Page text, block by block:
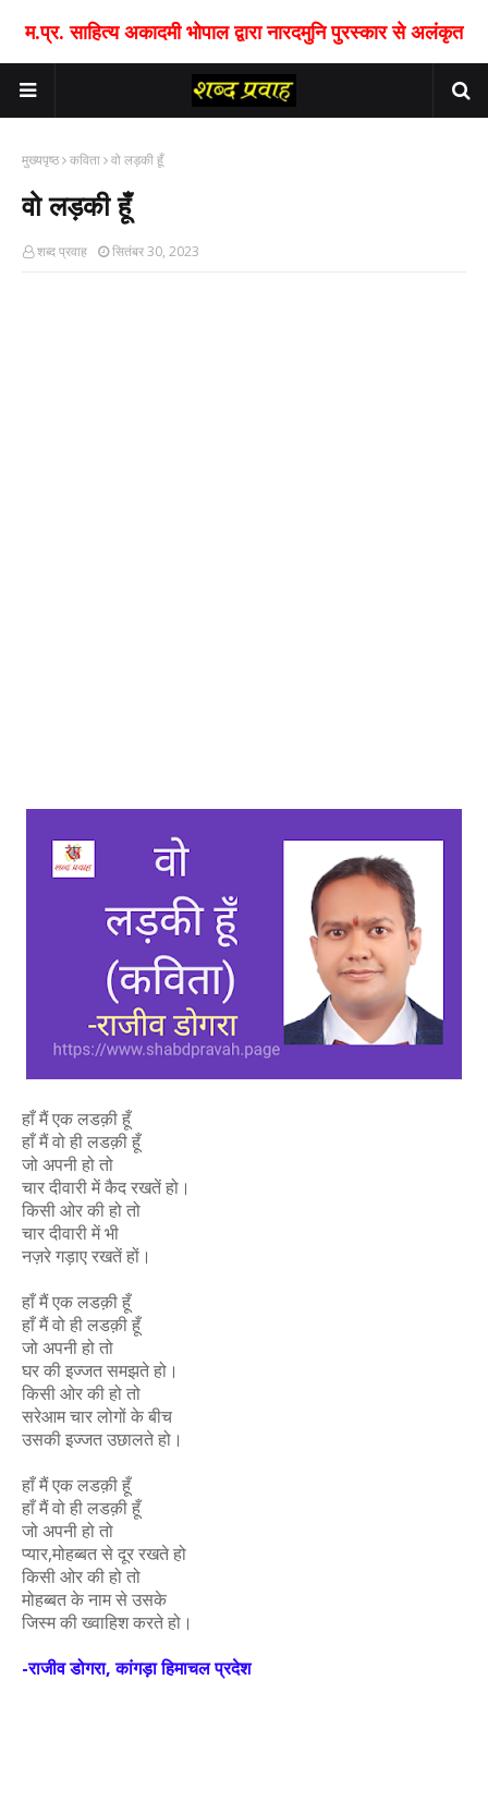
म.प्र. साहित्य अकादमी भोपाल द्वारा नारदमुनि पुरस्कार से अलंकृत
मुख्यपृष्ठ कविता वो लड़की हूँ
वो लड़की हूँ
शब्द प्रवाह सितंबर 30, 2023
हाँ मैं एक लडक़ी हूँ
हाँ मैं वो ही लडक़ी हूँ
जो अपनी हो तो
चार दीवारी में कैद रखतें हो।
किसी ओर की हो तो
चार दीवारी में भी
नज़रे गड़ाए रखतें हों।
हाँ मैं एक लडक़ी हूँ
हाँ मैं वो ही लडक़ी हूँ
जो अपनी हो तो
घर की इज्जत समझते हो।
किसी ओर की हो तो
सरेआम चार लोगों के बीच
उसकी इज्जत उछालते हो।
हाँ मैं एक लडक़ी हूँ
हाँ मैं वो ही लडक़ी हूँ
जो अपनी हो तो
प्यार,मोहब्बत से दूर रखते हो
किसी ओर की हो तो
मोहब्बत के नाम से उसके
जिस्म की ख्वाहिश करते हो।
-राजीव डोगरा, कांगड़ा हिमाचल प्रदेश